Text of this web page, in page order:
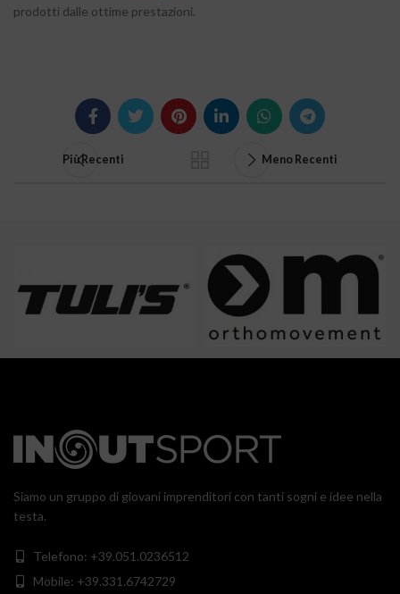
prodotti dalle ottime prestazioni.
Più Recenti Meno Recenti
Siamo un gruppo di giovani imprenditori con tanti sogni e idee nella
testa.
Telefono: +39.051.0236512
Mobile: +39.331.6742729